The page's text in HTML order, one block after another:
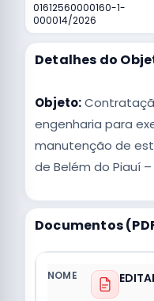
01612560000160-1-
000014/2026
Detalhes do
Objeto:
engenharia para
manutenção de
de Belém do Piauí –
Documentos